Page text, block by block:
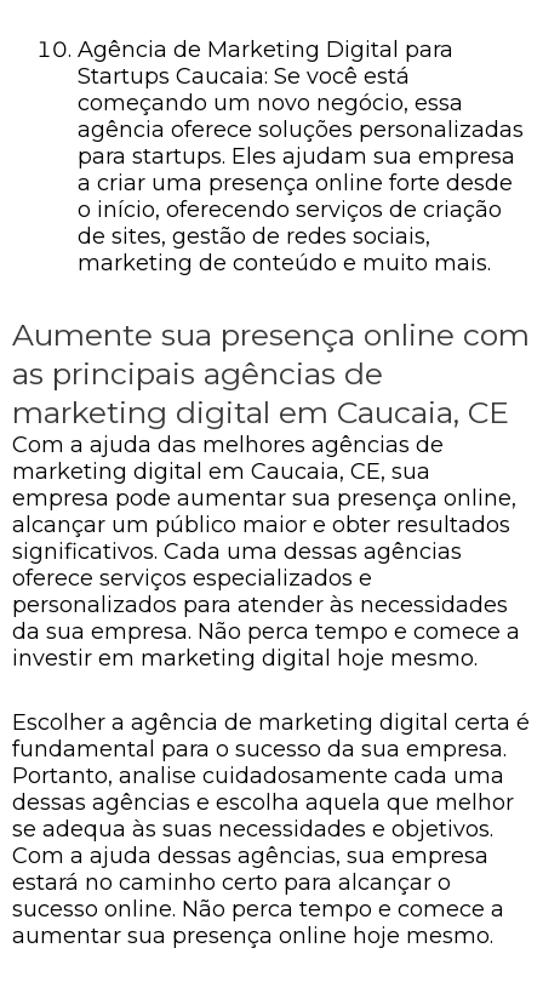
Agência de Marketing Digital para
Startups Caucaia: Se você está
começando um novo negócio, essa
agência oferece soluções personalizadas
para startups. Eles ajudam sua empresa
a criar uma presença online forte desde
o início, oferecendo serviços de criação
de sites, gestão de redes sociais,
marketing de conteúdo e muito mais.
Aumente sua presença online com
as principais agências de
marketing digital em Caucaia, CE
Com a ajuda das melhores agências de
marketing digital em Caucaia, CE, sua
empresa pode aumentar sua presença online,
alcançar um público maior e obter resultados
significativos. Cada uma dessas agências
oferece serviços especializados e
personalizados para atender às necessidades
da sua empresa. Não perca tempo e comece a
investir em marketing digital hoje mesmo.
Escolher a agência de marketing digital certa é
fundamental para o sucesso da sua empresa.
Portanto, analise cuidadosamente cada uma
dessas agências e escolha aquela que melhor
se adequa às suas necessidades e objetivos.
Com a ajuda dessas agências, sua empresa
estará no caminho certo para alcançar o
sucesso online. Não perca tempo e comece a
aumentar sua presença online hoje mesmo.